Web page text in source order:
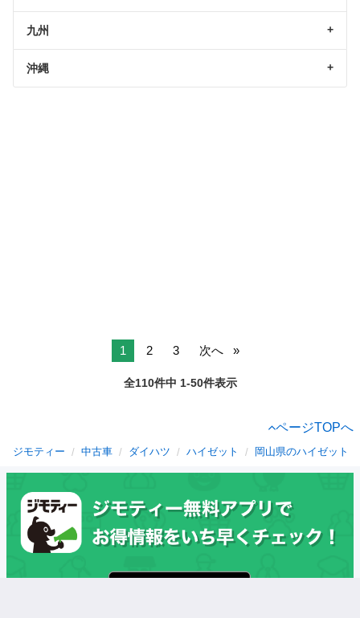
九州
沖縄
1 2 3 次へ
全110件中 1-50件表示
ページTOPへ
ジモティー 中古車 ダイハツ ハイゼット 岡山県のハイゼット